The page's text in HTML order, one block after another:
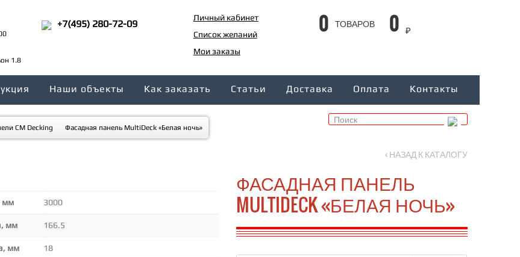
+7(495) 280-72-09
Личный кабинет
Список желаний
Мои заказы
0 ТОВАРОВ 0 ₽
1.8
Наши объекты Как заказать Статьи Доставка Оплата Контакты
CM Decking Фасадная панель MultiDeck «Белая ночь»
‹ НАЗАД К КАТАЛОГУ
мм 3000
мм 166.5
мм 18
ФАСАДНАЯ ПАНЕЛЬ
MULTIDECK «БЕЛАЯ НОЧЬ»